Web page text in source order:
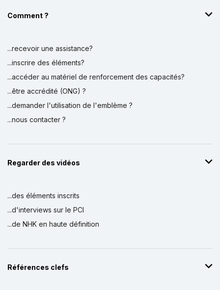
Comment ?
...recevoir une assistance?
...inscrire des éléments?
...accéder au matériel de renforcement des capacités?
...être accrédité (ONG) ?
...demander l'utilisation de l'emblème ?
...nous contacter ?
Regarder des vidéos
...des éléments inscrits
...d'interviews sur le PCI
...de NHK en haute définition
Références clefs